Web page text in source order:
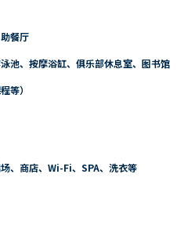
餐厅
池、按摩浴缸、俱乐部休息室、图书馆
等）
、商店、Wi-Fi、SPA、洗衣等